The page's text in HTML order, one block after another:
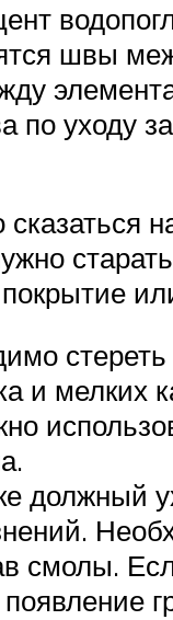
швы
уходу
и мелких
должный